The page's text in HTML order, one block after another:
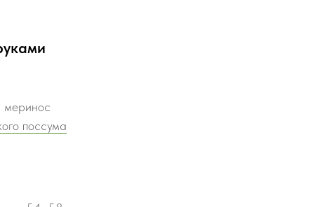
меринос
поссума